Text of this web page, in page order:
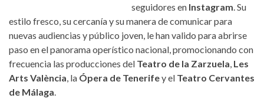
seguidores en Instagram . Su
estilo fresco, su cercanía y su manera de comunicar para
nuevas audiencias y público joven, le han valido para abrirse
paso en el panorama operístico nacional, promocionando con
frecuencia las producciones del Teatro de la Zarzuela Les
Arts València , la Ópera de Tenerifey el Teatro Cervantes
de Málaga